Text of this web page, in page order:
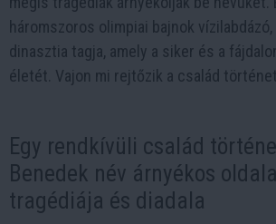
háromszoros olimpiai bajnok vízilabdázó,
dinasztia tagja, amely a siker és a
életét. Vajon mi rejtőzik a család
Egy rendkívüli család
Benedek név árnyékos
tragédiája és diadala